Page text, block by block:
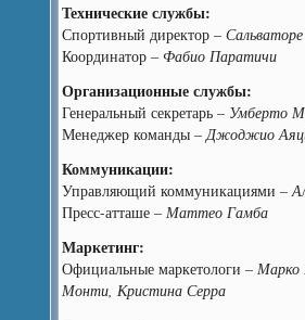
Технические службы:
Спортивный директор –
Координатор – Фабио Паратичи
Организационные службы:
Генеральный секретарь – Умберто
Менеджер команды –Джоджио
Коммуникации:
Управляющий коммуникациями –
Пресс-атташе –Маттео Гамба
Маркетинг:
Официальные маркетологи –Марко
Монти, Кристина Серра